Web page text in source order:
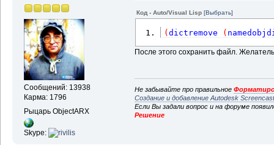
Сообщений: 13938
Карма: 1796
Рыцарь ObjectARX
Skype:
Код - Auto/Visual Lisp [Выбрать]
(dictremove (
После этого сохранить файл.
Не забывайте про правильное
Создание и добавление Autodesk
Если Вы задали вопрос и на форуме
Решение